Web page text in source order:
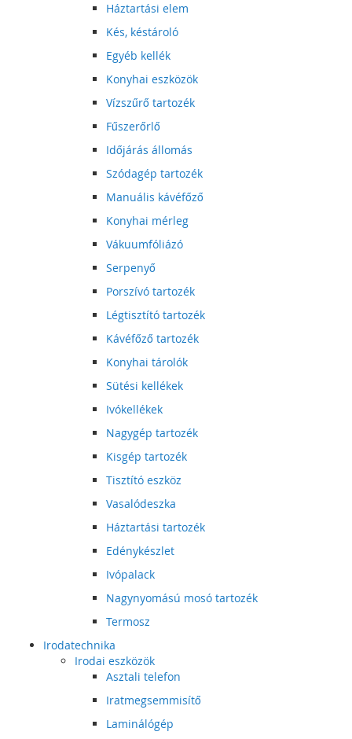
Háztartási elem
Kés, késtároló
Egyéb kellék
Konyhai eszközök
Vízszűrő tartozék
Fűszerőrlő
Időjárás állomás
Szódagép tartozék
Manuális kávéfőző
Konyhai mérleg
Vákuumfóliázó
Serpenyő
Porszívó tartozék
Légtisztító tartozék
Kávéfőző tartozék
Konyhai tárolók
Sütési kellékek
Ivókellékek
Nagygép tartozék
Kisgép tartozék
Tisztító eszköz
Vasalódeszka
Háztartási tartozék
Edénykészlet
Ivópalack
Nagynyomású mosó tartozék
Termosz
Irodatechnika
Irodai eszközök
Asztali telefon
Iratmegsemmisítő
Laminálógép